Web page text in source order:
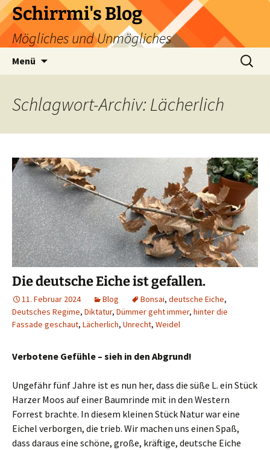
Zum
Inhalt
springen
Schirrmi's Blog
Mögliches und Unmögliches
Menü
Suchen
nach:
Schlagwort-Archiv: Lächerlich
Die deutsche Eiche ist gefallen.
11. Februar 2024 Blog Bonsai, deutsche Eiche,
Deutsches Regime, Diktatur, Dümmer geht immer, hinter die
Fassade geschaut, Lächerlich, Unrecht, Weidel
Verbotene Gefühle – sieh in den Abgrund!
Ungefähr fünf Jahre ist es nun her, dass die süße L. ein Stück
Harzer Moos auf einer Baumrinde mit in den Western
Forrest brachte. In diesem kleinen Stück Natur war eine
Eichel verborgen, die trieb. Wir machen uns einen Spaß,
dass daraus eine schöne, große, kräftige, deutsche Eiche